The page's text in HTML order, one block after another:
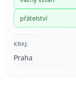
přátelství
KRAJ:
Praha